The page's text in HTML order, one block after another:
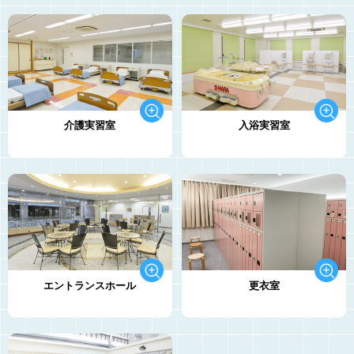
介護実習室 入浴実習室
エントランスホール 更衣室